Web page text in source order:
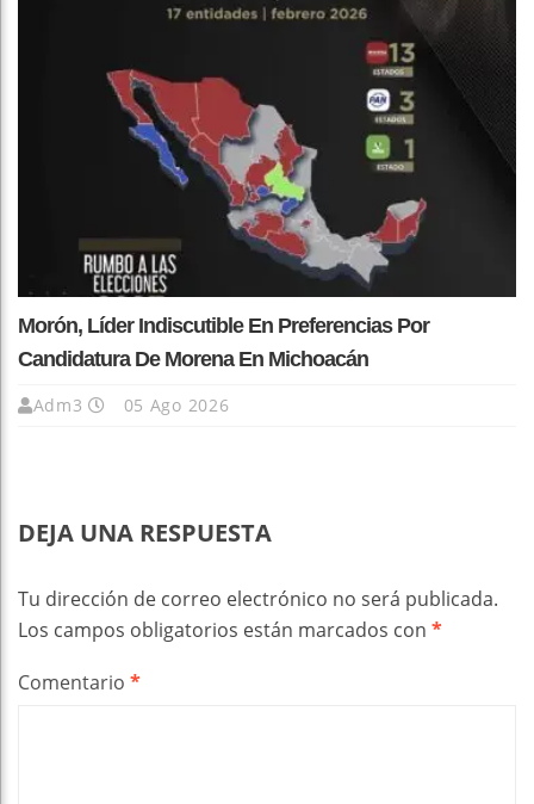
Morón, Líder Indiscutible En Preferencias Por
Candidatura De Morena En Michoacán
Adm3 05 Ago 2026
DEJA UNA RESPUESTA
Tu dirección de correo electrónico no será publicada.
Los campos obligatorios están marcados con *
Comentario *